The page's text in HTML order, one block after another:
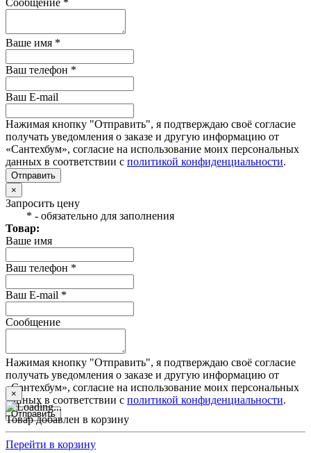
Ваше имя *
Ваш телефон *
Ваш E-mail
Нажимая кнопку "Отправить", я подтверждаю своё согласие
получать уведомления о заказе и другую информацию от
«Сантехбум», согласие на использование моих персональных
данных в соответствии с политикой конфиденциальности.
Отправить
×
Запросить цену
* - обязательно для заполнения
Товар:
Ваше имя
Ваш телефон *
Ваш E-mail *
Сообщение
Нажимая кнопку "Отправить", я подтверждаю своё согласие
получать уведомления о заказе и другую информацию от
«Сантехбум», согласие на использование моих персональных
данных в соответствии с политикой конфиденциальности.
Отправить
×
Товар добавлен в корзину
Перейти в корзину